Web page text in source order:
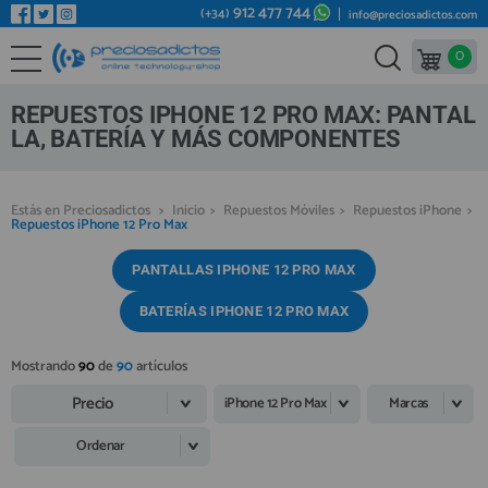
REPUESTOS MÓVILES
REPUESTOS TABLET
REPUESTOS RELOJES INTELIGENTES
REPUESTOS MACBOOK
REPUESTOS OTROS DISPOSITIVOS
REPUESTOS PORTÁTILES
HERRAMIENTAS REPARACIÓN
IC CHIP / FPC
PLACAS BASE
MÓVILES REACONDICIONADOS
Bienvenid@ otra vez
YA SOY CLIENTE
¿Olvidó su contraseña?
Regístrate en un momento
¿ERES NUEVO?
(+34) 912 477 744 info@preciosadictos.com
0
REPUESTOS IPHONE 12 PRO MAX: PANTAL
LA, BATERÍA Y MÁS COMPONENTES
Estás en Preciosadictos > Inicio > Repuestos Móviles > Repuestos iPhone >
Repuestos iPhone 12 Pro Max
PANTALLAS IPHONE 12 PRO MAX
BATERÍAS IPHONE 12 PRO MAX
Mostrando90de90artículos
Precio iPhone 12 Pro Max
Marcas
Ordenar